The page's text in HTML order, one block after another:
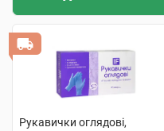
Рукавички оглядові,